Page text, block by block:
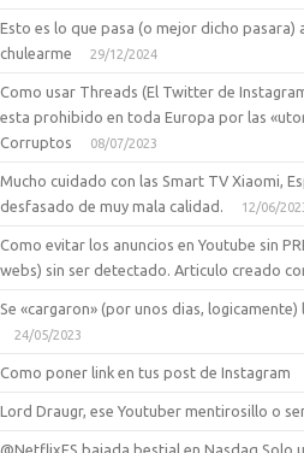
Esto es lo que pasa (o mejor dicho pasara)
chulearme
29/12/2024
Como usar Threads (El Twitter de
esta prohibido en toda Europa por las
Corruptos
08/07/2023
Mucho cuidado con las Smart TV Xiaomi,
desfasado de muy mala calidad.
12/06/
Como evitar los anuncios en Youtube sin
webs) sin ser detectado. Articulo creado
Se «cargaron» (por unos dias,
24/05/2023
Como poner link en tus post de Instagram
Lord Draugr, ese Youtuber mentirosillo o